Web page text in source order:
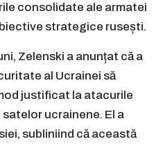
consolidate ale armatei
strategice rusești.
Zelenski a anunțat că a
al Ucrainei să
justificat la atacurile
ucrainene. El a
subliniind că această